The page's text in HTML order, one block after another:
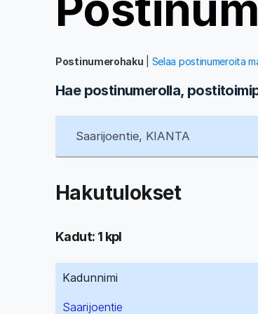
Postinumerohaku Selaa postinumeroita
Hae postinumerolla,
Hakutulokset
Kadut: 1 kpl
Kadunnimi
Saarijoentie